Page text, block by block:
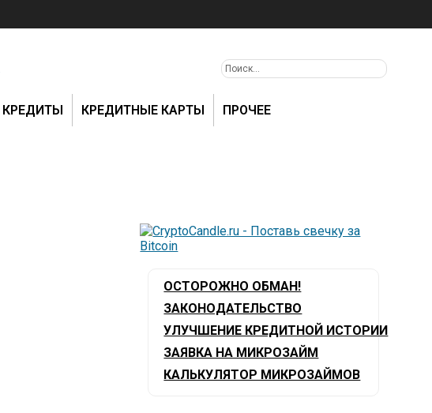
КРЕДИТЫ КРЕДИТНЫЕ КАРТЫ ПРОЧЕЕ
ОСТОРОЖНО ОБМАН!
ЗАКОНОДАТЕЛЬСТВО
УЛУЧШЕНИЕ КРЕДИТНОЙ ИСТОРИИ
ЗАЯВКА НА МИКРОЗАЙМ
КАЛЬКУЛЯТОР МИКРОЗАЙМОВ